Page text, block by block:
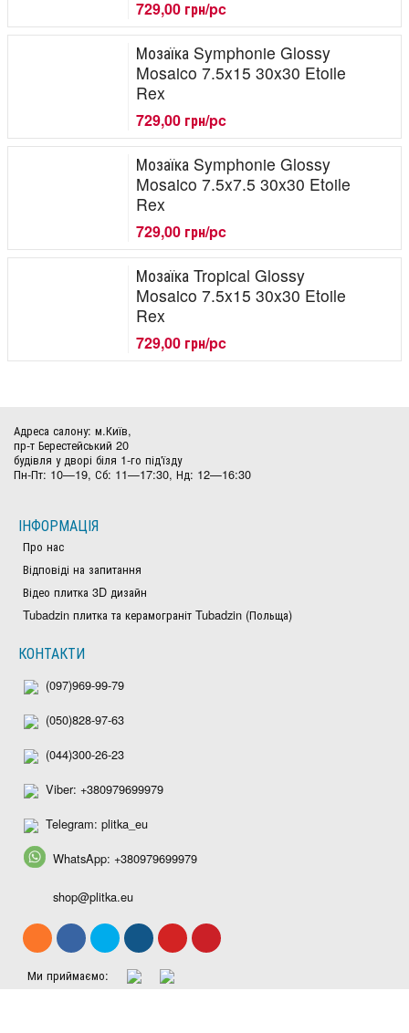
729,00 грн/pc
Мозаїка Symphonie Glossy
Mosaico 7.5x15 30x30 Etoile
Rex
729,00 грн/pc
Мозаїка Symphonie Glossy
Mosaico 7.5x7.5 30x30 Etoile
Rex
729,00 грн/pc
Мозаїка Tropical Glossy
Mosaico 7.5x15 30x30 Etoile
Rex
729,00 грн/pc
Адреса салону: м.Київ,
пр-т Берестейський 20
будівля у дворі біля 1-го під'їзду
Пн-Пт: 10—19, Сб: 11—17:30, Нд: 12—16:30
ІНФОРМАЦІЯ
Про нас
Відповіді на запитання
Відео плитка 3D дизайн
Tubadzin плитка та керамограніт Tubadzin (Польща)
КОНТАКТИ
(097)969-99-79
(050)828-97-63
(044)300-26-23
Viber: +380979699979
Telegram: plitka_eu
WhatsApp: +380979699979
shop@plitka.eu
Ми приймаємо: